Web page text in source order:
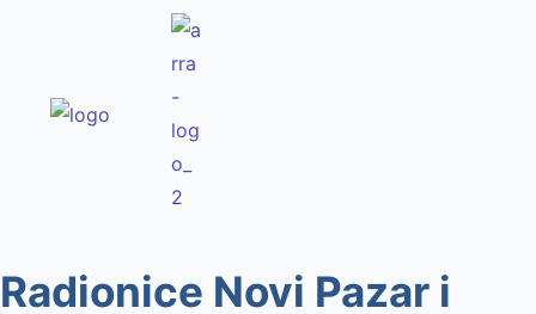
Radionice Novi Pazar i